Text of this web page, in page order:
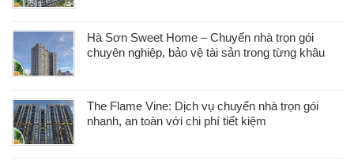
Hà Sơn Sweet Home – Chuyển nhà trọn gói
chuyên nghiệp, bảo vệ tài sản trong từng khâu
The Flame Vine: Dịch vụ chuyển nhà trọn gói
nhanh, an toàn với chi phí tiết kiệm